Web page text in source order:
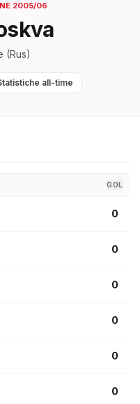
2005/06
(Rus)
all-time
GOL
0
0
0
0
0
0